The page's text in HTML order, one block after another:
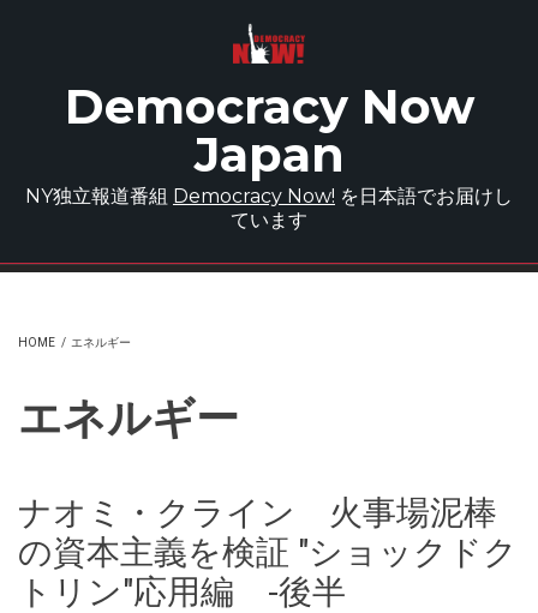
Democracy Now
Japan
NY独立報道番組 Democracy Now! を日本語でお届けし
ています
HOME / エネルギー
エネルギー
ナオミ・クライン 火事場泥棒
の資本主義を検証 "ショックドク
トリン"応用編 -後半